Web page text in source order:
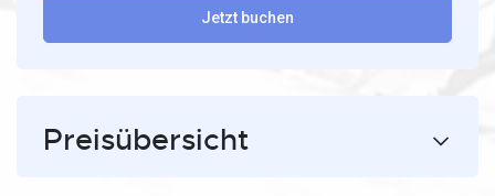
Jetzt buchen
Preisübersicht